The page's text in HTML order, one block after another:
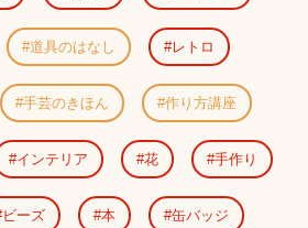
道具のはなし レトロ
手芸のきほん 作り方講座
インテリア 花 手作り
ビーズ 本 缶バッジ